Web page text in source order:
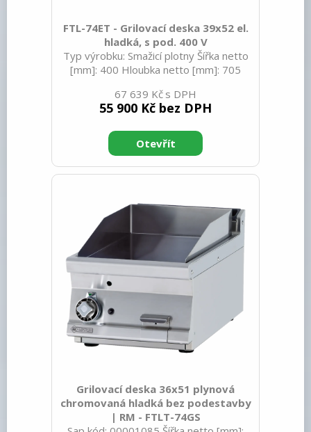
FTL-74ET - Grilovací deska 39x52 el.
hladká, s pod. 400 V
Typ výrobku: Smažicí plotny Šířka netto
[mm]: 400 Hloubka netto [mm]: 705
[kg]: 54.00 Šířka brutto [mm]: 430
Hloubka brutto [mm]: 770 Výška brutto
Typ spotřebiče: Elektrické zařízení
Konstruční typ zařízení: Stacionární
Příkon elektrický [kW]: 5.550 Napájení:
Kontrolky: chodu a nahřátí Typ vrchní
desky: Prolisovaná - komf
67 639 Kč
55 900 Kč bez DPH
Grilovací deska 36x51 plynová
chromovaná hladká bez podestavby
| RM - FTLT-74GS